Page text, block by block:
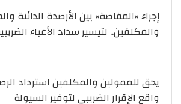
إجراء «المقاصة» بين الأرصدة الدائنة
والمكلفين.. لتيسير سداد الأعباء
يحق للممولين والمكلفين استرداد
واقع الإقرار الضريبي لتوفير السيولة